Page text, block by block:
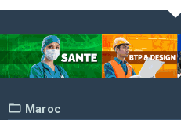
Maroc